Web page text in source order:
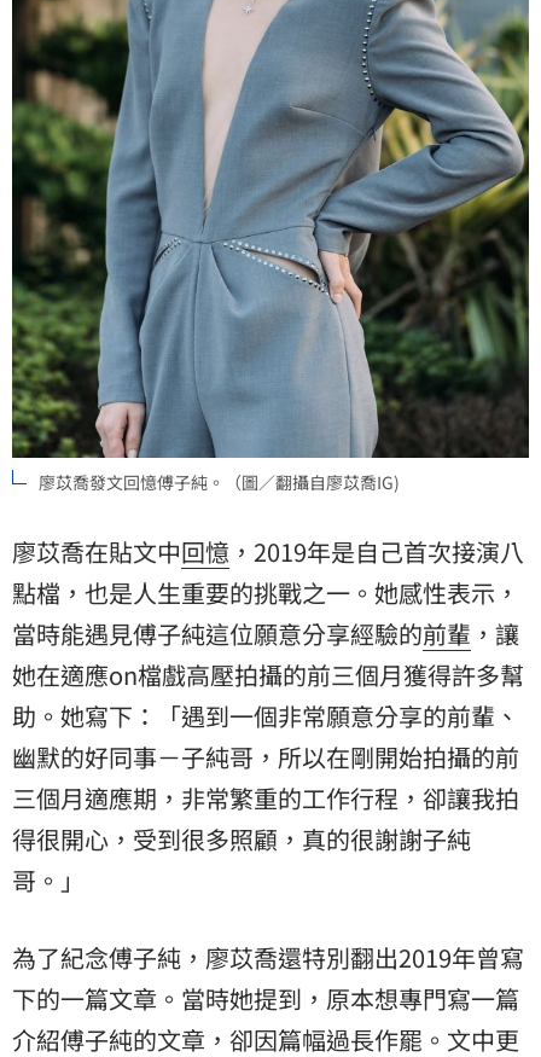
廖苡喬發文回憶傅子純。（圖／翻攝自廖苡喬IG)
廖苡喬在貼文中回憶 ，2019年是自己首次接演八
點檔，也是人生重要的挑戰之一。她感性表示，
當時能遇見傅子純這位願意分享經驗的前輩 ，讓
她在適應on檔戲高壓拍攝的前三個月獲得許多幫
助。她寫下：「遇到一個非常願意分享的前輩、
幽默的好同事－子純哥，所以在剛開始拍攝的前
三個月適應期，非常繁重的工作行程，卻讓我拍
得很開心，受到很多照顧，真的很謝謝子純
哥。」
為了紀念傅子純，廖苡喬還特別翻出2019年曾寫
下的一篇文章。當時她提到，原本想專門寫一篇
介紹傅子純的文章，卻因篇幅過長作罷。文中更